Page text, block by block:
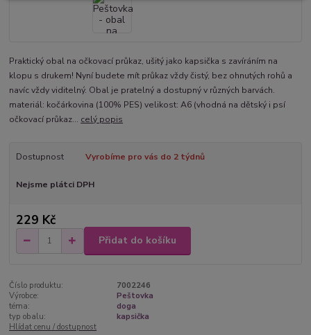
Praktický obal na očkovací průkaz, ušitý jako kapsička s zavíráním na
klopu s drukem! Nyní budete mít průkaz vždy čistý, bez ohnutých rohů a
navíc vždy viditelný. Obal je pratelný a dostupný v různých barvách.
materiál: kočárkovina (100% PES) velikost: A6 (vhodná na dětský i psí
očkovací průkaz... celý popis
Dostupnost Vyrobíme pro vás do 2 týdnů
Nejsme plátci DPH
229 Kč
Přidat do košíku
Číslo produktu:
7002246
Výrobce:
Peštovka
téma:
doga
typ obalu:
kapsička
Hlídat cenu / dostupnost